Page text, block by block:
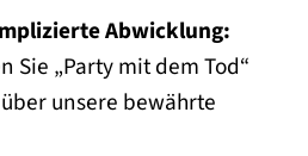
Abwicklung:
Sie „Party mit dem Tod“
unsere bewährte